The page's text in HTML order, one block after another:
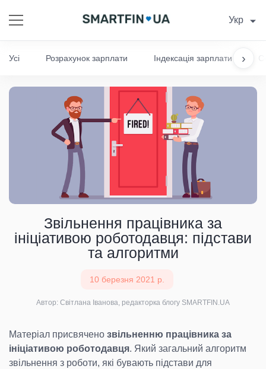
Укр
›
Усі Розрахунок зарплати Індексація зарплати
Звільнення працівника за
ініціативою роботодавця: підстави
та алгоритми
10 березня 2021 р.
Автор: Світлана Іванова, редакторка блогу SMARTFIN.UA
Матеріал присвячено звільненню працівника за
ініціативою роботодавця. Який загальний алгоритм
звільнення з роботи, які бувають підстави для